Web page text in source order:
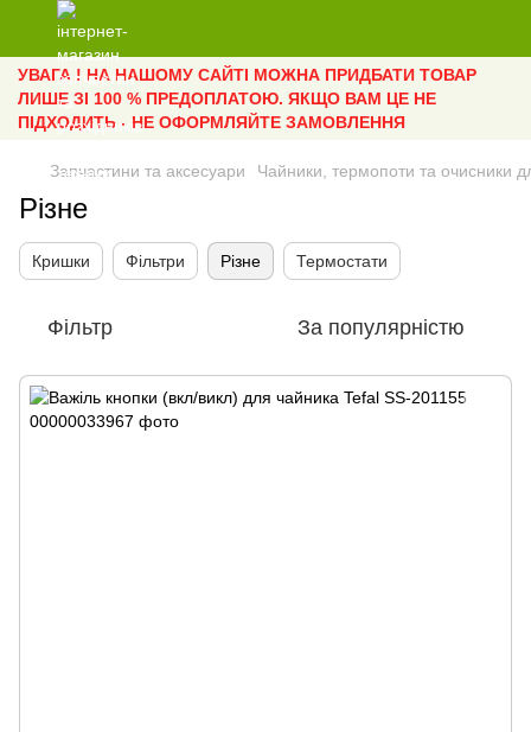
УВАГА ! НА НАШОМУ САЙТІ МОЖНА ПРИДБАТИ ТОВАР
ЛИШЕ ЗІ 100 % ПРЕДОПЛАТОЮ. ЯКЩО ВАМ ЦЕ НЕ
ПІДХОДИТЬ - НЕ ОФОРМЛЯЙТЕ ЗАМОВЛЕННЯ
Запчастини та аксесуари Чайники, термопоти та очисники
Різне
Кришки Фільтри Різне Термостати
Фільтр За популярністю